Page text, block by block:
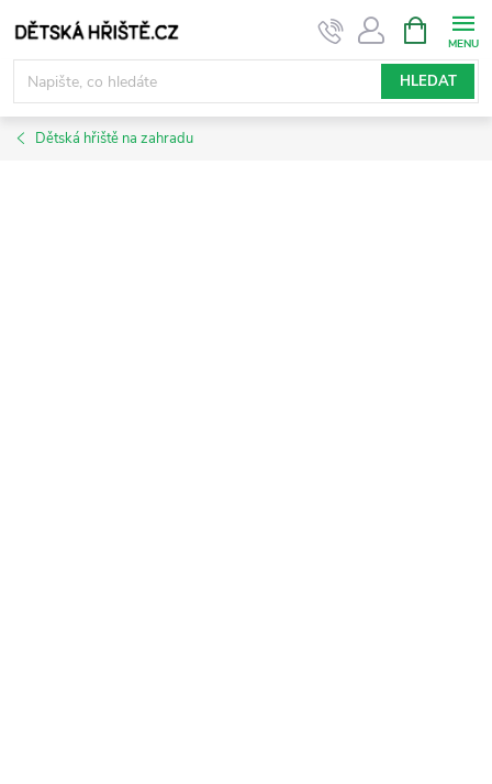
na
obsah
HLEDAT
NÁKUPNÍ
KOŠÍK
Dětská hřiště na zahradu